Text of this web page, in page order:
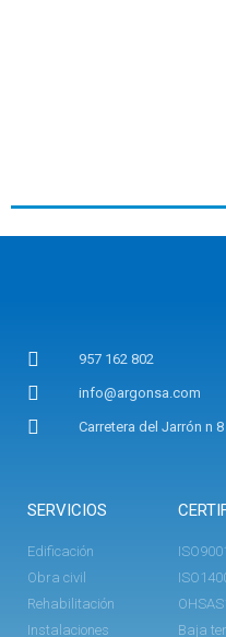
957 162 802
info@argonsa.com
Carretera del Jarrón n
SERVICIOS
Edificación
Obra civil
Rehabilitación
Instalaciones
Baja